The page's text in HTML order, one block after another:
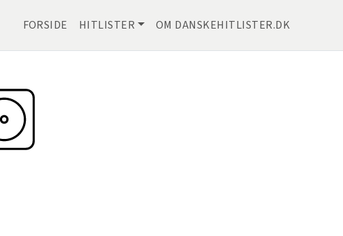
FORSIDE HITLISTER OM DANSKEHITLISTER.DK